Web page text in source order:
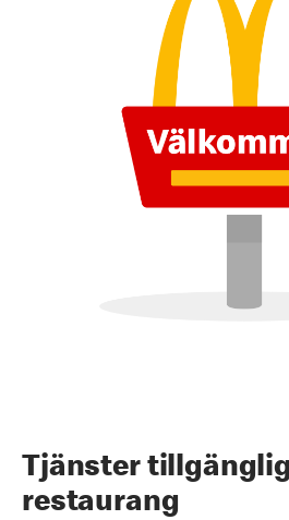
Tjänster
restaurang